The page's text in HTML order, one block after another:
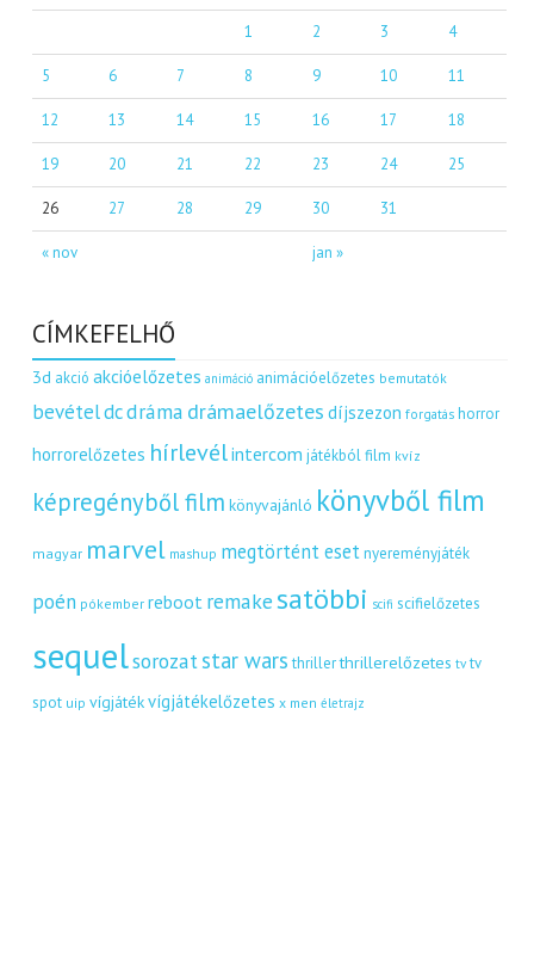
« nov jan »
1 2 3 4
5 6 7 8 9 10 11
12 13 14 15 16 17 18
19 20 21 22 23 24 25
26 27 28 29 30 31
CÍMKEFELHŐ
3d akció akcióelőzetes animáció animációelőzetes bemutatók
bevételdcdráma drámaelőzetes díjszezon forgatás horror
horrorelőzetes hírlevélintercom játékból film kvíz
képregényből film könyvajánló könyvből film
magyar marvel mashup megtörtént eset nyereményjáték
poén pókember reboot remakesatöbbi scifi scifielőzetes
sequelsorozatstar wars thriller thrillerelőzetes tv tv
spot uip vígjátékvígjátékelőzetes x men életrajz